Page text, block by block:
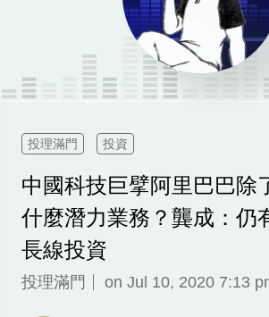
財
科
場
生
時
投理滿門 投資
中國科技巨擘阿里巴巴除
什麼潛力業務？龔成：仍
長線投資
投理滿門 on Jul 10, 2020 7:13